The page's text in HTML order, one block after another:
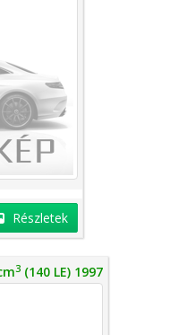
Részletek
3 (140 LE) 1997